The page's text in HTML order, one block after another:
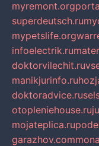
myremont.org
superdeutsch.ru
mypetslife.org
infoelectrik.ru
doktorvilechit.ru
manikjurinfo.ru
doktoradvice.ru
otopleniehouse.ru
mojateplica.ru
garazhov.com